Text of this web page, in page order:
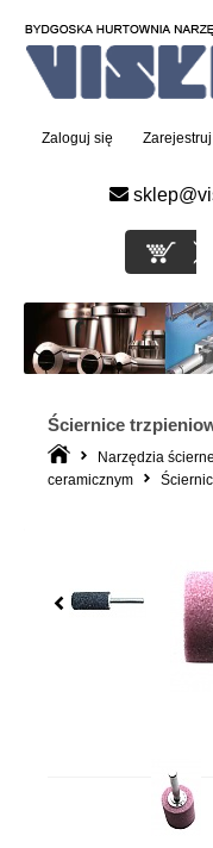
Zaloguj się
Ściernice
Narzędzia ścierne
ceramicznym